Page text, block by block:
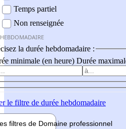
Temps partiel
Non renseignée
la durée hebdomadaire :
minimale (en heure) Durée
le filtre de durée hebdomadaire
filtres de Domaine professionnel